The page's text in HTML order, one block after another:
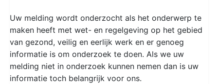
Uw melding wordt onderzocht als het onderwerp te
maken heeft met wet- en regelgeving op het gebied
van gezond, veilig en eerlijk werk en er genoeg
informatie is om onderzoek te doen. Als we uw
melding niet in onderzoek kunnen nemen dan is uw
informatie toch belangrijk voor ons.